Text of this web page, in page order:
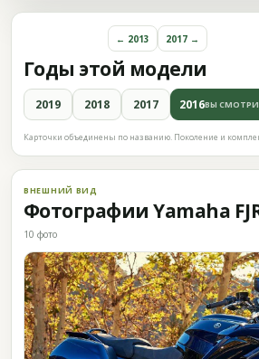
Годы этой модели
← 2013 2017 →
2019 2018 2017 2016ВЫ
Карточки объединены по названию. Поколение и
ВНЕШНИЙ ВИД
Фотографии Yamaha
10 фото